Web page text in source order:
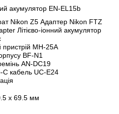
акумулятор EN-EL15b
Nikon Z5 Адаптер Nikon FTZ
Літієво-іонний акумулятор
MH-25A
BF-N1
AN-DC19
C кабель UC-E24
x 69.5 мм